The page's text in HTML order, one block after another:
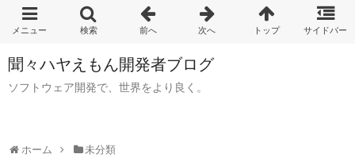
聞々ハヤえもん開発者ブログ
ソフトウェア開発で、世界をより良く。
ホーム 未分類